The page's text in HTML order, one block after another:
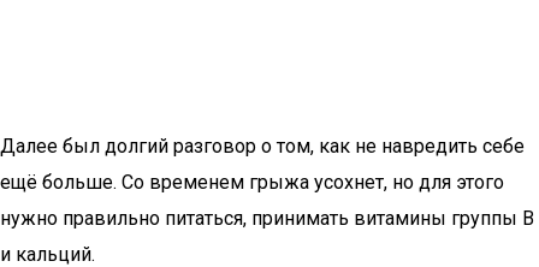
Далее был долгий разговор о том, как не навредить себе
ещё больше. Со временем грыжа усохнет, но для этого
нужно правильно питаться, принимать витамины группы В
и кальций.